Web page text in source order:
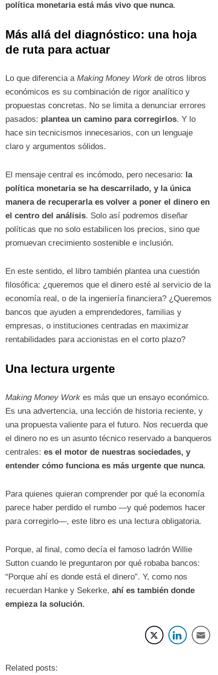
política monetaria está más vivo que nunca.
Más allá del diagnóstico: una hoja
de ruta para actuar
Lo que diferencia aMaking Money Work de otros libros
económicos es su combinación de rigor analítico y
propuestas concretas. No se limita a denunciar errores
pasados: plantea un camino para corregirlos. Y lo
hace sin tecnicismos innecesarios, con un lenguaje
claro y argumentos sólidos.
El mensaje central es incómodo, pero necesario: la
política monetaria se ha descarrilado, y la única
manera de recuperarla es volver a poner el dinero en
el centro del análisis. Solo así podremos diseñar
políticas que no solo estabilicen los precios, sino que
promuevan crecimiento sostenible e inclusión.
En este sentido, el libro también plantea una cuestión
filosófica: ¿queremos que el dinero esté al servicio de la
economía real, o de la ingeniería financiera? ¿Queremos
bancos que ayuden a emprendedores, familias y
empresas, o instituciones centradas en maximizar
rentabilidades para accionistas en el corto plazo?
Una lectura urgente
Making Money Work es más que un ensayo económico.
Es una advertencia, una lección de historia reciente, y
una propuesta valiente para el futuro. Nos recuerda que
el dinero no es un asunto técnico reservado a banqueros
centrales:es el motor de nuestras sociedades, y
entender cómo funciona es más urgente que nunca.
Para quienes quieran comprender por qué la economía
parece haber perdido el rumbo —y qué podemos hacer
para corregirlo—, este libro es una lectura obligatoria.
Porque, al final, como decía el famoso ladrón Willie
Sutton cuando le preguntaron por qué robaba bancos:
“Porque ahí es donde está el dinero”. Y, como nos
recuerdan Hanke y Sekerke,ahí es también donde
empieza la solución.
Related posts: